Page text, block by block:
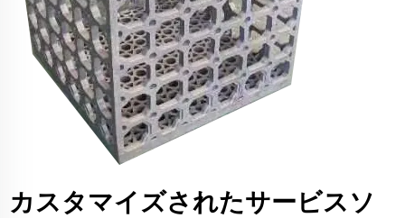
カスタマイズされたサービスソ